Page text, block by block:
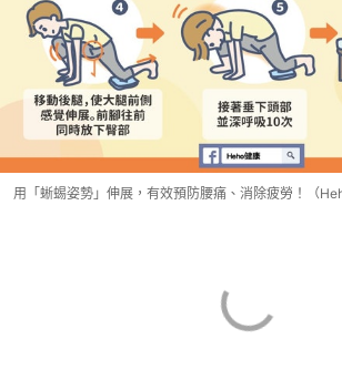
用「蜥蜴姿勢」伸展，有效預防腰痛、消除疲勞！（